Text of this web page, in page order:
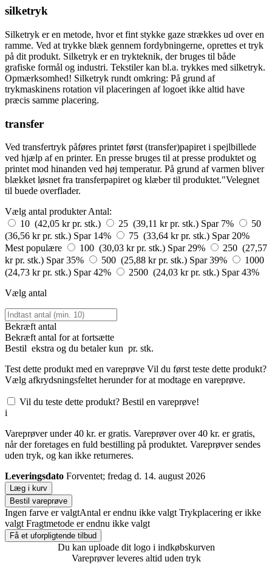
silketryk
Silketryk er en metode, hvor et fint stykke gaze strækkes ud over en
ramme. Ved at trykke blæk gennem fordybningerne, oprettes et tryk
på dit produkt. Silketryk er en trykteknik, der bruges til både
grafiske formål og industri. Tekstiler kan bl.a. trykkes med silketryk.
Opmærksomhed! Silketryk rundt omkring: På grund af
trykmaskinens rotation vil placeringen af logoet ikke altid have
præcis samme placering.
transfer
Ved transfertryk påføres printet først (transfer)papiret i spejlbillede
ved hjælp af en printer. En presse bruges til at presse produktet og
printet mod hinanden ved høj temperatur. På grund af varmen bliver
blækket løsnet fra transferpapiret og klæber til produktet."Velegnet
til buede overflader.
Vælg antal produkter Antal:
10 (42,05 kr pr. stk.)
25 (39,11 kr pr. stk.) Spar 7%
50
(36,56 kr pr. stk.) Spar 14% 75 (33,64 kr pr. stk.) Spar 20%
Mest populære
100 (30,03 kr pr. stk.) Spar 29%
250 (27,57
kr pr. stk.) Spar 35% 500 (25,88 kr pr. stk.) Spar 39%
1000
(24,73 kr pr. stk.) Spar 42% 2500 (24,03 kr pr. stk.) Spar 43%
Vælg antal
Bekræft antal
Bekræft antal for at fortsætte
Bestil ekstra og du betaler kun pr. stk.
Test dette produkt med en vareprøve Vil du først teste dette produkt?
Vælg afkrydsningsfeltet herunder for at modtage en vareprøve.
Vil du teste dette produkt? Bestil en vareprøve!
i
Vareprøver under 40 kr. er gratis. Vareprøver over 40 kr. er gratis,
når der foretages en fuld bestilling på produktet. Vareprøver sendes
uden tryk, og kan ikke returneres.
Leveringsdato Forventet; fredag d. 14. august 2026
Læg i kurv
Bestil vareprøve
Ingen farve er valgtAntal er endnu ikke valgt Trykplacering er ikke
valgt Fragtmetode er endnu ikke valgt
Få et uforpligtende tilbud
Du kan uploade dit logo i indkøbskurven
Vareprøver leveres altid uden tryk